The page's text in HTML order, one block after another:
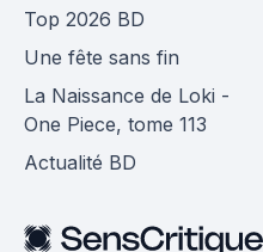
Top 2026 BD
Une fête sans fin
La Naissance de Loki -
One Piece, tome 113
Actualité BD